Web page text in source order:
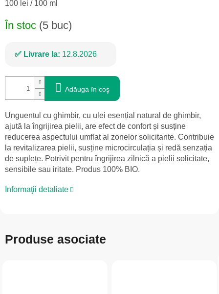
Evaluare
100 lei / 100 ml
În stoc (5 buc)
Livrare la: 12.8.2026
Adăuga în coş
Unguentul cu ghimbir, cu ulei esențial natural de ghimbir,
ajută la îngrijirea pielii, are efect de confort și susține
reducerea aspectului umflat al zonelor solicitante. Contribuie
la revitalizarea pielii, susține microcirculația și redă senzația
de suplețe. Potrivit pentru îngrijirea zilnică a pielii solicitate,
sensibile sau iritate. Produs 100% BIO.
Informaţii detaliate
Produse asociate